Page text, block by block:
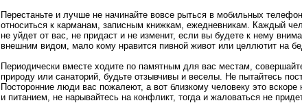
Перестаньте и лучше не начинайте вовсе рыться в мобильных
относиться к карманам, записным книжкам, ежедневникам. Каждый
не уйдет от вас, не придаст и не изменит, если вы будете к нему
внешним видом, мало кому нравится пивной живот или целлютит на
Периодически вместе ходите по памятным для вас местам,
природу или санаторий, будьте отзывчивы и веселы. Не пытайтесь
Посторонние люди вас пожалеют, а вот близкому человеку это
и питанием, не нарывайтесь на конфликт, тогда и жаловаться не